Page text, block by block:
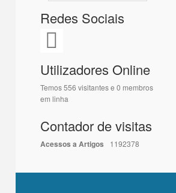
Redes Sociais
Utilizadores Online
Temos 556 visitantes e 0 membros
em linha
Contador de visitas
Acessos a Artigos 1192378